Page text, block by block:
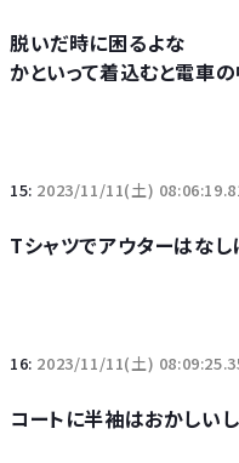
脱いだ時に困るよな
かといって着込むと電車
15: 2023/11/11(土)
Tシャツでアウターはなし
16: 2023/11/11(土)
コートに半袖はおかしい